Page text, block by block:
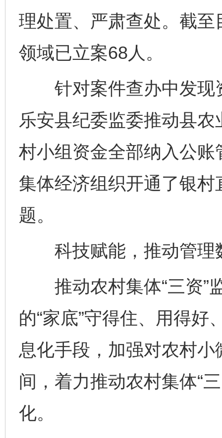
理处置、严肃查处。截至
领域已立案68人。
针对案件查办中发现
乐安县纪委监委推动县
村小组资金全部纳入公
集体经济组织开通了银
题。
科技赋能，推动管理
推动农村集体“三资”
的“家底”守得住、用得
息化手段，加强对农村
间，着力推动农村集体“
化。